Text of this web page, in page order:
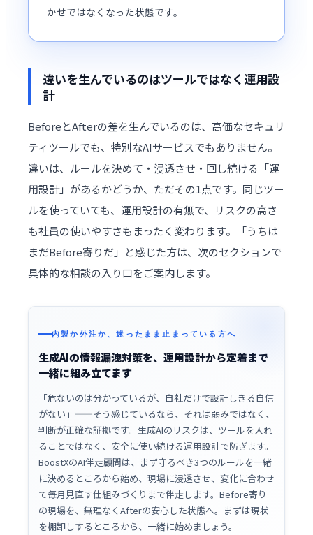
かせではなくなった状態です。
違いを生んでいるのはツールではなく運用設
計
BeforeとAfterの差を生んでいるのは、高価なセキュリ
ティツールでも、特別なAIサービスでもありません。
違いは、ルールを決めて・浸透させ・回し続ける「運
用設計」があるかどうか、ただその1点です。同じツー
ルを使っていても、運用設計の有無で、リスクの高さ
も社員の使いやすさもまったく変わります。「うちは
まだBefore寄りだ」と感じた方は、次のセクションで
具体的な相談の入り口をご案内します。
内製か外注か、迷ったまま止まっている方へ
生成AIの情報漏洩対策を、運用設計から定着まで
一緒に組み立てます
「危ないのは分かっているが、自社だけで設計しきる自信
がない」——そう感じているなら、それは弱みではなく、
判断が正確な証拠です。生成AIのリスクは、ツールを入れ
ることではなく、安全に使い続ける運用設計で防ぎます。
BoostXのAI伴走顧問は、まず守るべき3つのルールを一緒
に決めるところから始め、現場に浸透させ、変化に合わせ
て毎月見直す仕組みづくりまで伴走します。Before寄り
の現場を、無理なくAfterの安心した状態へ。まずは現状
を棚卸しするところから、一緒に始めましょう。